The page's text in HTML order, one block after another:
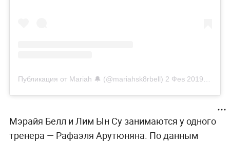
Публикация от Mariah 🔔 (@mariahsk8rbell) 2 Фев 2019 в 10:44 PST
Мэрайя Белл и Лим Ын Су занимаются у одного
тренера — Рафаэля Арутюняна. По данным